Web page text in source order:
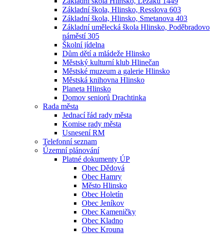
Základní škola, Hlinsko, Resslova 603
Základní škola, Hlinsko, Smetanova 403
Základní umělecká škola Hlinsko, Poděbradovo
náměstí 305
Školní jídelna
Dům dětí a mládeže Hlinsko
Městský kulturní klub Hlinečan
Městské muzeum a galerie Hlinsko
Městská knihovna Hlinsko
Planeta Hlinsko
Domov seniorů Drachtinka
Rada města
Jednací řád rady města
Komise rady města
Usnesení RM
Telefonní seznam
Územní plánování
Platné dokumenty ÚP
Obec Dědová
Obec Hamry
Město Hlinsko
Obec Holetín
Obec Jeníkov
Obec Kameničky
Obec Kladno
Obec Krouna